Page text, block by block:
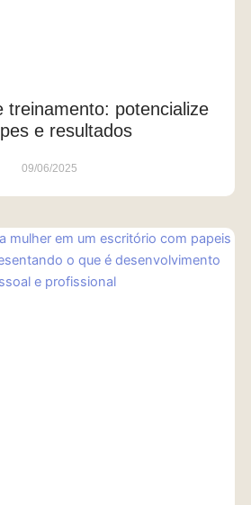
treinamento: potencialize
e resultados
09/06/2025